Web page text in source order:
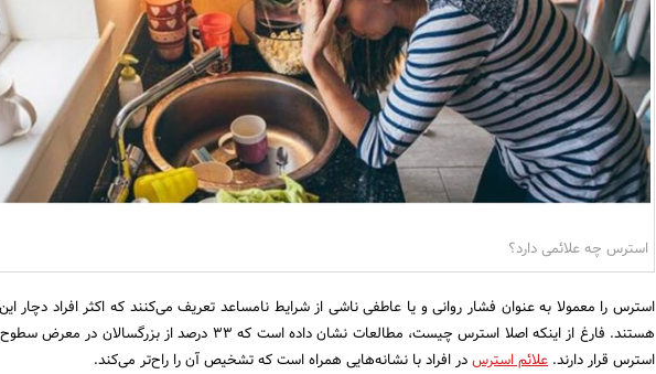
استرس چه علائمی دارد؟
استرس را معمولا به عنوان فشار روانی و یا عاطفی ناشی از شرایط نامساعد تعریف می‌کنند که اکثر افراد دچار
هستند. فارغ از اینکه اصلا استرس چیست، مطالعات نشان داده است که ۳۳ درصد از
استرس قرار دارند. علائم استرسدر افراد با نشانه‌هایی همراه است که تشخیص آن را راح‌تر می‌کند.